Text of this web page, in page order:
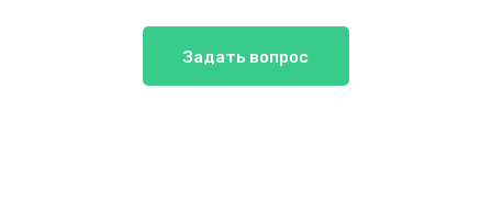
Задать вопрос